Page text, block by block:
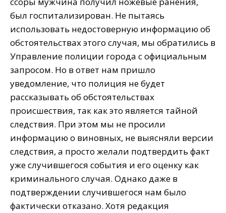
был госпитализирован. Не пытаясь
использовать недостоверную информацию об
обстоятельствах этого случая, мы обратились в
Управление полиции города с официальным
запросом. Но в ответ нам пришло
уведомление, что полиция не будет
рассказывать об обстоятельствах
происшествия, так как это является тайной
следствия. При этом мы не просили
информацию о виновных, не выясняли версии
следствия, а просто желали подтвердить факт
уже случившегося события и его оценку как
криминального случая. Однако даже в
подтверждении случившегося нам было
фактически отказано. Хотя редакция